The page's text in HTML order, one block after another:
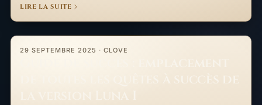
LIRE LA SUITE
29 SEPTEMBRE 2025 · CLOVE
la version Luna I
Guide de succès : emplacement de toutes les quêtes à succès